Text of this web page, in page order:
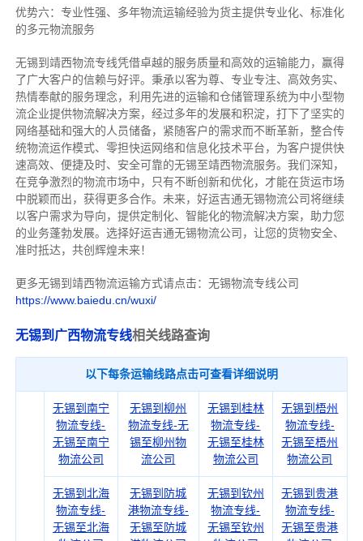
优势六：专业性强、多年物流运输经验为货主提供专业化、标准化
的多元物流服务
无锡到靖西物流专线凭借卓越的服务质量和高效的运输能力，赢得
了广大客户的信赖与好评。 秉承以客为尊、专业专注、高效务实、
热情奉献的服务理念，利用先进的运输和仓储管理系统为中小型物
流企业提供物流解决方案，经过多年的发展和积淀，打下了坚实的
网络基础和强大的人员储备，紧随客户的需求而不断革新，整合传
统物流运作模式、零担快运网络和信息化技术平台，为客户提供快
速高效、便捷及时、安全可靠的无锡至靖西物流服务。 我们深知，
在竞争激烈的物流市场中，只有不断创新和优化，才能在货运市场
中脱颖而出，获得更多合作。 未来，好运吉通无锡物流公司将继续
以客户需求为导向，提供定制化、智能化的物流解决方案，助力您
的业务蓬勃发展。选择好运吉通无锡物流公司，让您的货物安全、
准时抵达，共创辉煌未来！
更多无锡到靖西物流运输方式请点击：无锡物流专线公司
https://www.baiedu.cn/wuxi/
无锡到广西物流专线相关线路查询
以下每条运输线路点击可查看详细说明
无锡到南宁
物流专线-
无锡至南宁
物流公司
无锡到柳州
物流专线-无
锡至柳州物
流公司
无锡到桂林
物流专线-
无锡至桂林
物流公司
无锡到梧州
物流专线-
无锡至梧州
物流公司
无锡到北海
物流专线-
无锡至北海
无锡到防城
港物流专线-
无锡至防城
无锡到钦州
物流专线-
无锡至钦州
无锡到贵港
物流专线-
无锡至贵港